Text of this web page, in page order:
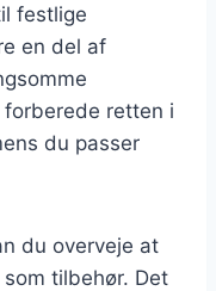
festlige
en del af
retten i
du passer
du overveje at
tilbehør. Det